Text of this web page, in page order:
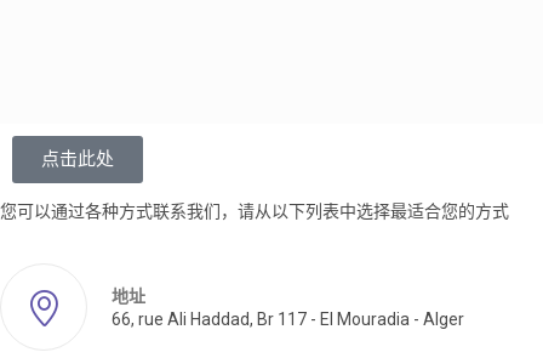
点击此处
您可以通过各种方式联系我们，请从以下列表中选择最适合您的方式
地址
66, rue Ali Haddad, Br 117 - El Mouradia - Alger